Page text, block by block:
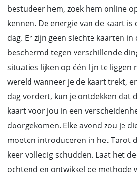
bestudeer hem, zoek hem online
kennen. De energie van de kaart is
dag. Er zijn geen slechte kaarten
beschermd tegen verschillende
situaties lijken op één lijn te liggen
wereld wanneer je de kaart trekt,
dag vordert, kun je ontdekken dat
kaart voor jou in een
doorgekomen. Elke avond zou je
moeten introduceren in het Tarot
keer volledig schudden. Laat het
ochtend en ontwikkel de methode